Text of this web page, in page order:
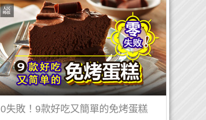
0失敗！9款好吃又簡單的免烤蛋糕